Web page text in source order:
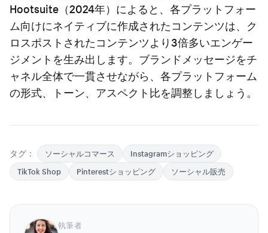
Hootsuite（2024年）によると、各プラットフォー
ム向けにネイティブに作成されたコンテンツは、ク
ロスポストされたコンテンツより3倍多いエンゲー
ジメントを生み出します。ブランドメッセージをチ
ャネル全体で一貫させながら、各プラットフォーム
の形式、トーン、アスペクト比を調整しましょう。
タグ： ソーシャルコマース
Instagramショッピング
TikTok Shop
Pinterestショッピング ソーシャル販売
執筆者